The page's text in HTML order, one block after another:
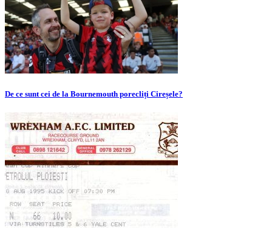
De ce sunt cei de la Bournemouth porecliți Cireșele?